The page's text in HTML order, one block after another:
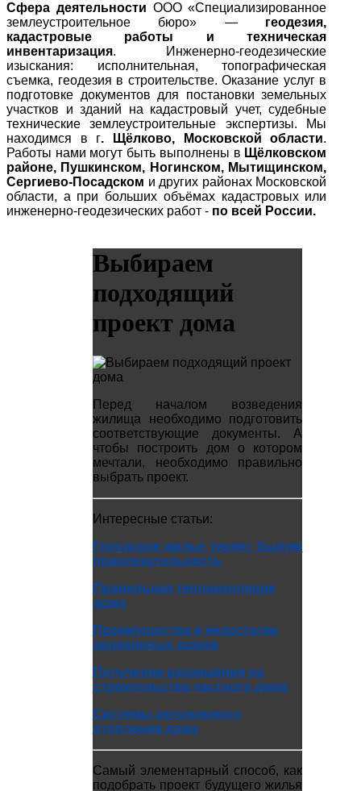
Сфера деятельности ООО «Специализированное
землеустроительное бюро» — геодезия,
кадастровые работы и техническая
инвентаризация. Инженерно-геодезические
изыскания: исполнительная, топографическая
съемка, геодезия в строительстве. Оказание услуг в
подготовке документов для постановки земельных
участков и зданий на кадастровый учет, судебные
технические землеустроительные экспертизы. Мы
находимся в г. Щёлково, Московской области.
Работы нами могут быть выполнены в Щёлковском
районе, Пушкинском, Ногинском, Мытищинском,
Сергиево-Посадском и других районах Московской
области, а при больших объёмах кадастровых или
инженерно-геодезических работ - по всей России.
Выбираем
подходящий
проект дома
Перед началом возведения
жилища необходимо подготовить
соответствующие документы. А
чтобы построить дом о котором
мечтали, необходимо правильно
выбрать проект.
Интересные статьи:
Городское жилье теряет былую
привлекательность
Правильная теплоизоляция
дома
Преимущества и недостатки
деревянных домов
Получение разрешения на
строительство частного дома
Системы автономного
отопления дома
Самый элементарный способ, как
подобрать проект будущего жилья